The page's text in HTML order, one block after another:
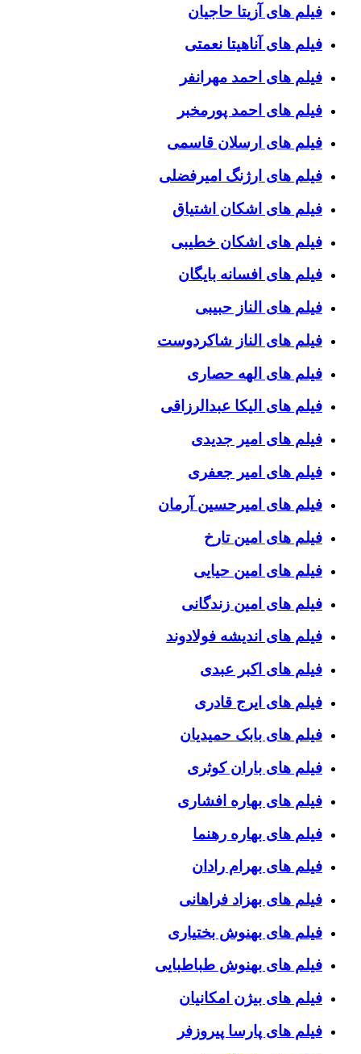
فیلم های آزیتا حاجیان
فیلم های آناهیتا نعمتی
فیلم های احمد مهرانفر
فیلم های احمد پورمخبر
فیلم های ارسلان قاسمی
فیلم های ارژنگ امیرفضلی
فیلم های اشکان اشتیاق
فیلم های اشکان خطیبی
فیلم های افسانه بایگان
فیلم های الناز حبیبی
فیلم های الناز شاکردوست
فیلم های الهه حصاری
فیلم های الیکا عبدالرزاقی
فیلم های امیر جدیدی
فیلم های امیر جعفری
فیلم های امیرحسین آرمان
فیلم های امین تارخ
فیلم های امین حیایی
فیلم های امین زندگانی
فیلم های اندیشه فولادوند
فیلم های اکبر عبدی
فیلم های ایرج قادری
فیلم های بابک حمیدیان
فیلم های باران کوثری
فیلم های بهاره افشاری
فیلم های بهاره رهنما
فیلم های بهرام رادان
فیلم های بهزاد فراهانی
فیلم های بهنوش بختیاری
فیلم های بهنوش طباطبایی
فیلم های بیژن امکانیان
فیلم های پارسا پیروزفر